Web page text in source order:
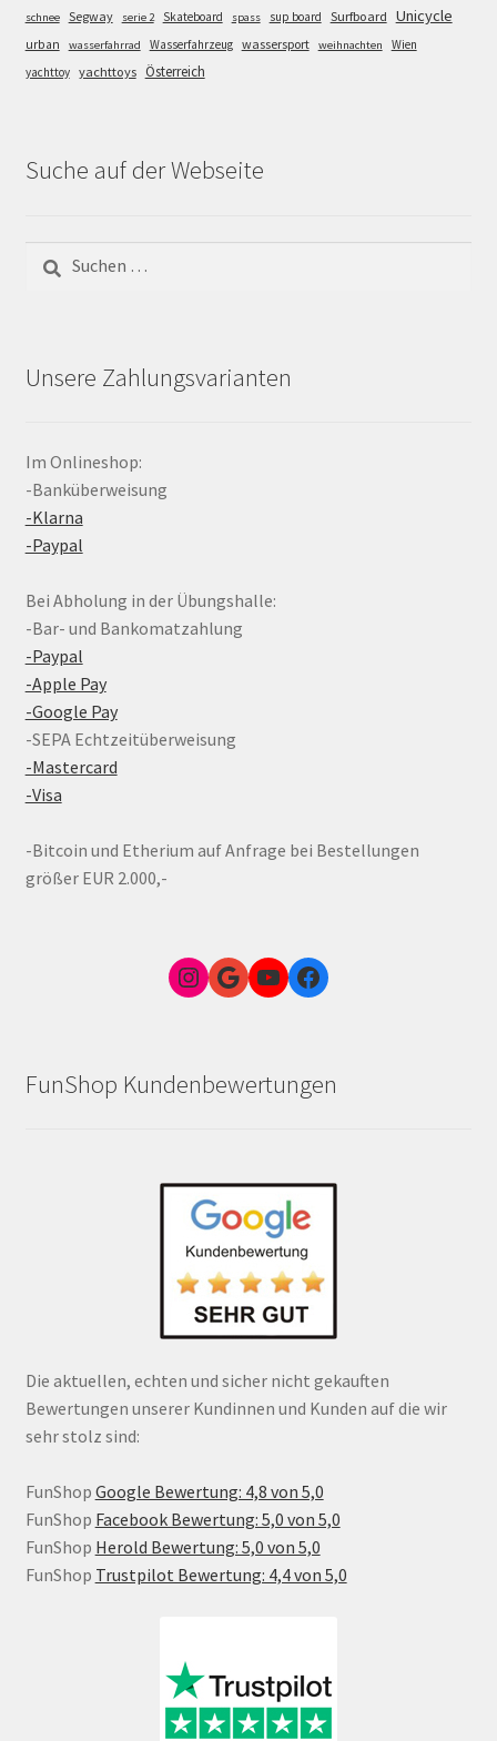
schnee Segway serie 2 Skateboard spass sup board Surfboard Unicycle
urban wasserfahrrad Wasserfahrzeug wassersport weihnachten
Wien
yachttoy yachttoys Österreich
Suche auf der Webseite
nach:
Unsere Zahlungsvarianten
Im Onlineshop:
-Banküberweisung
-Klarna
-Paypal
Bei Abholung in der Übungshalle:
-Bar- und Bankomatzahlung
-Paypal
-Apple Pay
-Google Pay
-SEPA Echtzeitüberweisung
-Mastercard
-Visa
-Bitcoin und Etherium auf Anfrage bei Bestellungen
größer EUR 2.000,-
Instagram
Google Link zum FunShop WienYouTubeFacebook
FunShop Kundenbewertungen
Die aktuellen, echten und sicher nicht gekauften
Bewertungen unserer Kundinnen und Kunden auf die wir
sehr stolz sind:
FunShop Google Bewertung: 4,8 von 5,0
FunShop Facebook Bewertung: 5,0 von 5,0
FunShop Herold Bewertung: 5,0 von 5,0
FunShop Trustpilot Bewertung: 4,4 von 5,0